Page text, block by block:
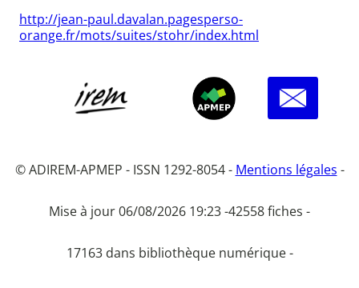
http://jean-paul.davalan.pagesperso-
orange.fr/mots/suites/stohr/index.html
© ADIREM-APMEP - ISSN 1292-8054 - Mentions légales -
Mise à jour 06/08/2026 19:23 -42558 fiches -
17163 dans bibliothèque numérique -